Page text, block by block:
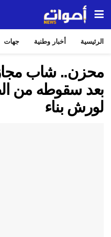
الرئيسية أخبار وطنية جهات
محزن.. شاب
بعد سقوطه من
لورش بناء